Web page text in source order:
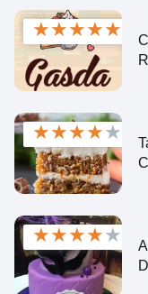
★★★★★
★★★★★
★★★★★